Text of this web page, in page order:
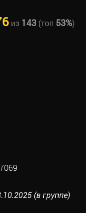
из 143(топ 53%)
(в группе)